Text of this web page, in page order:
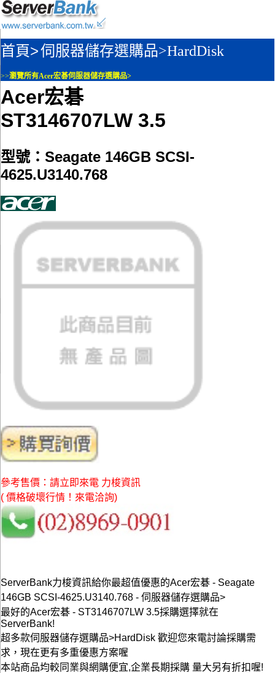
首頁>伺服器儲存選購品>HardDisk
>>瀏覽所有Acer宏碁伺服器儲存選購品>
Acer宏碁
ST3146707LW 3.5
型號：Seagate 146GB SCSI-
4625.U3140.768
參考售價：請立即來電 力梭資訊
( 價格破壞行情！來電洽詢)
ServerBank力梭資訊給你最超值優惠的Acer宏碁 - Seagate
146GB SCSI-4625.U3140.768 - 伺服器儲存選購品>
最好的Acer宏碁 - ST3146707LW 3.5採購選擇就在
ServerBank!
超多款伺服器儲存選購品>HardDisk 歡迎您來電討論採購需
求，現在更有多重優惠方案喔
本站商品均較同業與網購便宜,企業長期採購 量大另有折扣喔!